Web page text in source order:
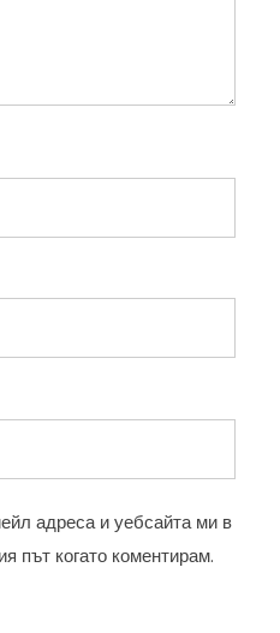
адреса и уебсайта ми в
път когато коментирам.